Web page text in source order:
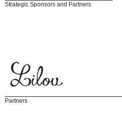
Strategic Sponsors and Partners
Partners